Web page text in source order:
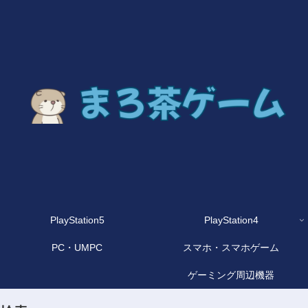
PlayStation5 PlayStation4
PC・UMPC スマホ・スマホゲーム
ゲーミング周辺機器